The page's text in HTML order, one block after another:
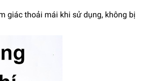
giác thoải mái khi sử dụng, không bị